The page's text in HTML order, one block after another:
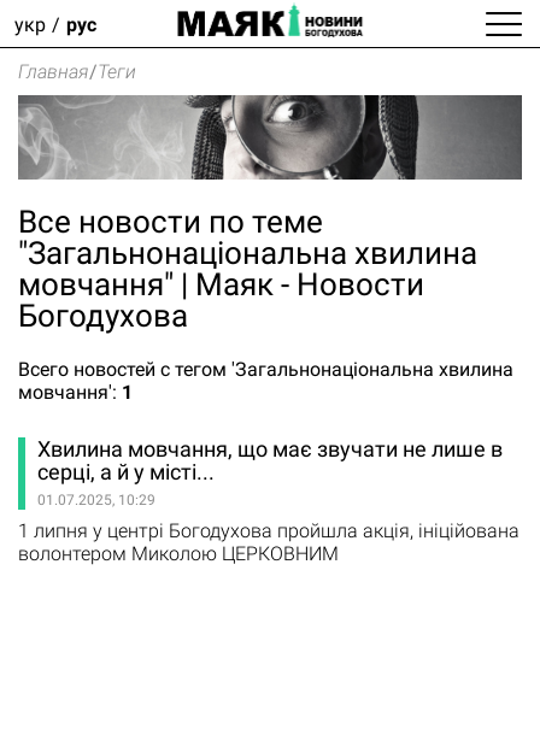
укр рус
Главная/Теги
Все новости по теме
"Загальнонаціональна хвилина
мовчання" | Маяк - Новости
Богодухова
Всего новостей с тегом 'Загальнонаціональна хвилина
мовчання': 1
Хвилина мовчання, що має звучати не лише в
серці, а й у місті...
01.07.2025, 10:29
1 липня у центрі Богодухова пройшла акція, ініційована
волонтером Миколою ЦЕРКОВНИМ